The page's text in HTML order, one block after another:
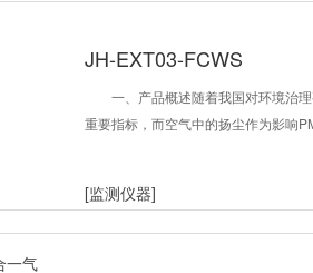
JH-EXT03-FCWS
一、产品概述随着我国对环境治
重要指标，而空气中的扬尘作为影响
[监测仪器]